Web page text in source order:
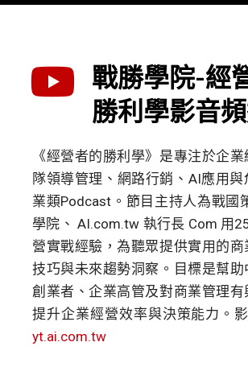
戰勝學院-經
勝利學影音
《經營者的勝利學》是專注於企
隊領導管理、網路行銷、AI應用
業類Podcast。節目主持人為戰國
學院、 AI.com.tw 執行長 Com 用
營實戰經驗，為聽眾提供實用的
技巧與未來趨勢洞察。目標是幫助
創業者、企業高管及對商業管理有
提升企業經營效率與決策能力。
yt.ai.com.tw